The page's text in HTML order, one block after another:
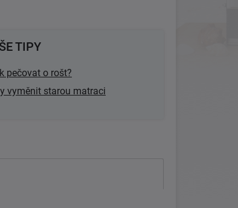
TIPY
pečovat o rošt?
vyměnit starou matraci